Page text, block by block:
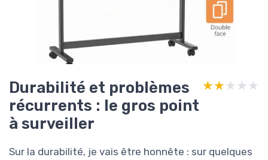
Durabilité et problèmes
récurrents : le gros point
à surveiller
★★★★★
★★★★★
Sur la durabilité, je vais être honnête : sur quelques